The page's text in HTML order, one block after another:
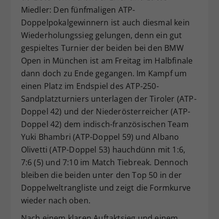
Miedler: Den fünfmaligen ATP-
Doppelpokalgewinnern ist auch diesmal kein
Wiederholungssieg gelungen, denn ein gut
gespieltes Turnier der beiden bei den BMW
Open in München ist am Freitag im Halbfinale
dann doch zu Ende gegangen. Im Kampf um
einen Platz im Endspiel des ATP-250-
Sandplatzturniers unterlagen der Tiroler (ATP-
Doppel 42) und der Niederösterreicher (ATP-
Doppel 42) dem indisch-französischen Team
Yuki Bhambri (ATP-Doppel 59) und Albano
Olivetti (ATP-Doppel 53) hauchdünn mit 1:6,
7:6 (5) und 7:10 im Match Tiebreak. Dennoch
bleiben die beiden unter den Top 50 in der
Doppelweltrangliste und zeigt die Formkurve
wieder nach oben.
Zweck
Dieser Wert speichert Ihre Consent-
Einstellungen. Unter anderem eine
zufällig generierte ID, für die
historische Speicherung Ihrer
Webseiten-Betreiber dies eingestellt
hat.